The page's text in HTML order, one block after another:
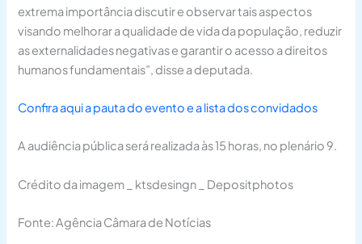
extrema importância discutir e observar tais aspectos
visando melhorar a qualidade de vida da população, reduzir
as externalidades negativas e garantir o acesso a direitos
humanos fundamentais”, disse a deputada.
Confira aqui a pauta do evento e a lista dos convidados
A audiência pública será realizada às 15 horas, no plenário 9.
Crédito da imagem _ ktsdesingn _ Depositphotos
Fonte: Agência Câmara de Notícias